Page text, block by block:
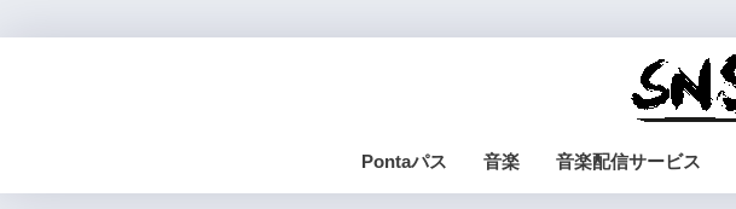
Pontaパス 音楽 音楽配信サービス